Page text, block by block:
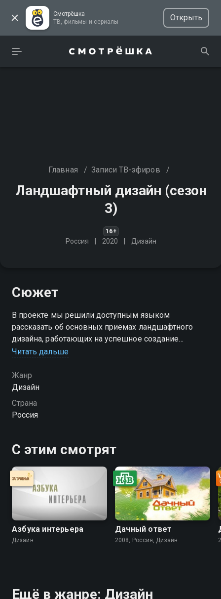
Смотрёшка
ТВ, фильмы и сериалы
Открыть
Главная / Записи ТВ-эфиров /
Ландшафтный дизайн (сезон
3)
16+
Россия 2020 Дизайн
Сюжет
В проекте мы решили доступным языком
рассказать об основных приёмах ландшафтного
дизайна, работающих на успешное создание
гармоничного сада, и показать их на реальных
Посмотреть онлайн 3 сезон сериала Ландшафтный
дизайн вы можете совершенно бесплатно в
хорошем HD качестве на Смотрёшке
Читать дальше
Жанр
Дизайн
Страна
Россия
С этим смотрят
Азбука интерьера
Дизайн
Дачный ответ
2008, Россия, Дизайн
Ещё в жанре: Дизайн